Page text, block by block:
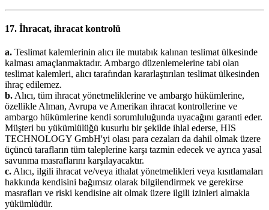
17. İhracat, ihracat kontrolü
a. Teslimat kalemlerinin alıcı ile mutabık kalınan teslimat ülkesinde
kalması amaçlanmaktadır. Ambargo düzenlemelerine tabi olan
teslimat kalemleri, alıcı tarafından kararlaştırılan teslimat ülkesinden
ihraç edilemez.
b. Alıcı, tüm ihracat yönetmeliklerine ve ambargo hükümlerine,
özellikle Alman, Avrupa ve Amerikan ihracat kontrollerine ve
ambargo hükümlerine kendi sorumluluğunda uyacağını garanti eder.
Müşteri bu yükümlülüğü kusurlu bir şekilde ihlal ederse, HIS
TECHNOLOGY GmbH'yi olası para cezaları da dahil olmak üzere
üçüncü tarafların tüm taleplerine karşı tazmin edecek ve ayrıca yasal
savunma masraflarını karşılayacaktır.
c. Alıcı, ilgili ihracat ve/veya ithalat yönetmelikleri veya kısıtlamaları
hakkında kendisini bağımsız olarak bilgilendirmek ve gerekirse
masrafları ve riski kendisine ait olmak üzere ilgili izinleri almakla
yükümlüdür.